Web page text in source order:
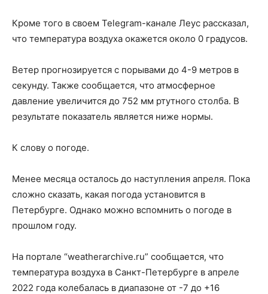
Кроме того в своем Telegram-канале Леус рассказал,
что температура воздуха окажется около 0 градусов.
Ветер прогнозируется с порывами до 4-9 метров в
секунду. Также сообщается, что атмосферное
давление увеличится до 752 мм ртутного столба. В
результате показатель является ниже нормы.
К слову о погоде.
Менее месяца осталось до наступления апреля. Пока
сложно сказать, какая погода установится в
Петербурге. Однако можно вспомнить о погоде в
прошлом году.
На портале “weatherarchive.ru” сообщается, что
температура воздуха в Санкт-Петербурге в апреле
2022 года колебалась в диапазоне от -7 до +16